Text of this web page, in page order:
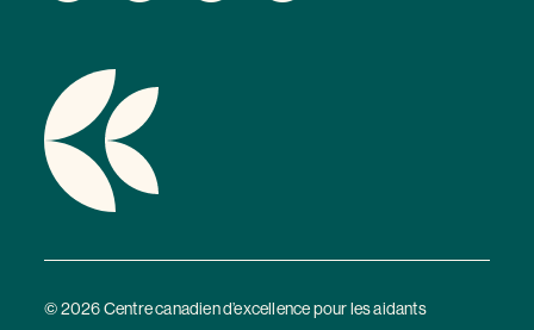
© 2026 Centre canadien d’excellence pour les aidants